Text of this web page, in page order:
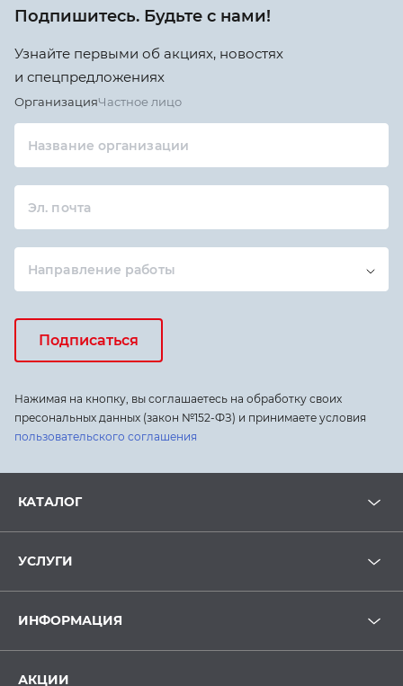
Подпишитесь. Будьте с нами!
Узнайте первыми об акциях, новостях
и спецпредложениях
ОрганизацияЧастное лицо
Название организации
Эл. почта
Направление работы
Подписаться
Нажимая на кнопку, вы соглашаетесь на обработку своих
пресональных данных (закон №152-ФЗ) и принимаете условия
пользовательского соглашения
КАТАЛОГ
УСЛУГИ
ИНФОРМАЦИЯ
АКЦИИ